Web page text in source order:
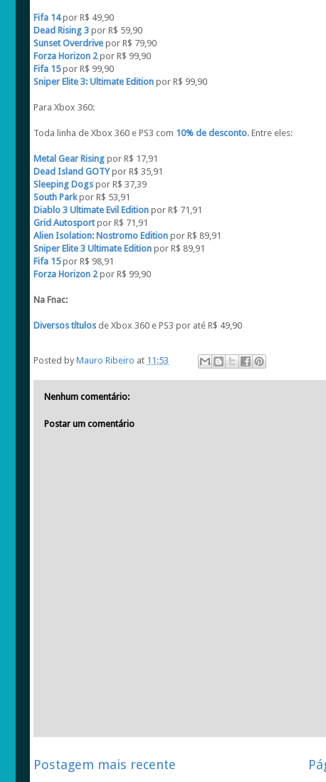
Fifa 14por R$ 49,90
Dead Rising 3 por R$ 59,90
Sunset Overdrive por R$ 79,90
Forza Horizon 2por R$ 99,90
Fifa 15por R$ 99,90
Sniper Elite 3: Ultimate Edition por R$ 99,90
Para Xbox 360:
Toda linha de Xbox 360 e PS3 com 10% de desconto. Entre eles:
Metal Gear Rising por R$ 17,91
Dead Island GOTYpor R$ 35,91
Sleeping Dogs por R$ 37,39
South Parkpor R$ 53,91
Diablo 3 Ultimate Evil Edition por R$ 71,91
Grid Autosportpor R$ 71,91
Alien Isolation: Nostromo Edition por R$ 89,91
Sniper Elite 3 Ultimate Edition por R$ 89,91
Fifa 15por R$ 98,91
Forza Horizon 2por R$ 99,90
Na Fnac:
Diversos títulos de Xbox 360 e PS3 por até R$ 49,90
Posted by Mauro Ribeiro at 11:53
Nenhum comentário:
Postar um comentário
Postagem mais recente